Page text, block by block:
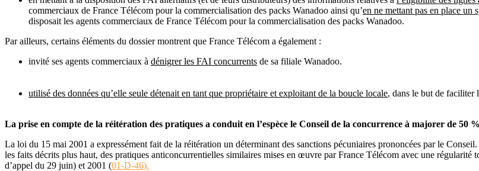
commerciaux de France Télécom pour la commercialisation des packs Wanadoo ainsi qu’en ne mettant pas en place un
disposait les agents commerciaux de France Télécom pour la commercialisation des packs Wanadoo.
Par ailleurs, certains éléments du dossier montrent que France Télécom a également :
invité ses agents commerciaux à dénigrer les FAI concurrents de sa filiale Wanadoo.
utilisé des données qu’elle seule détenait en tant que propriétaire et exploitant de la boucle locale, dans le but de faciliter
La prise en compte de la réitération des pratiques a conduit en l’espèce le Conseil de la concurrence à majorer de 50
La loi du 15 mai 2001 a expressément fait de la réitération un déterminant des sanctions pécuniaires prononcées par le
les faits décrits plus haut, des pratiques anticoncurrentielles similaires mises en œuvre par France Télécom avec une régularité
d’appel du 29 juin) et 2001 (01-D-46).